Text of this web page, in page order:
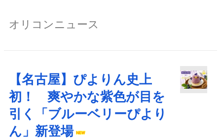
オリコンニュース
【名古屋】ぴよりん史上
初！ 爽やかな紫色が目を
引く「ブルーベリーぴより
ん」新登場